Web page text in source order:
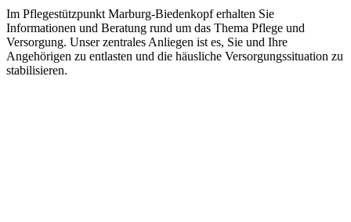
Im Pflegestützpunkt Marburg-Biedenkopf erhalten Sie
Informationen und Beratung rund um das Thema Pflege und
Versorgung. Unser zentrales Anliegen ist es, Sie und Ihre
Angehörigen zu entlasten und die häusliche Versorgungssituation zu
stabilisieren.